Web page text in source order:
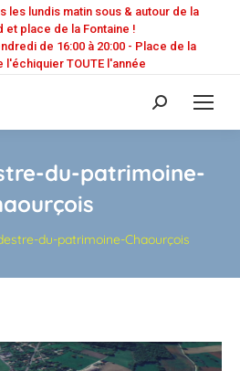
les lundis matin sous & autour de la
et place de la Fontaine !
de 16:00 à 20:00 - Place de la
l'échiquier TOUTE l'année
Recherche
:
du-patrimoine-
du-patrimoine-Chaourçois